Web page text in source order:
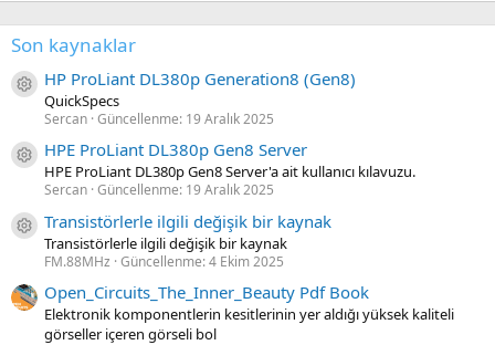
Son kaynaklar
Kaynak ikon/amblem
HP ProLiant DL380p Generation8 (Gen8)
QuickSpecs
Sercan Güncellenme: 19 Aralık 2025
Kaynak ikon/amblem
HPE ProLiant DL380p Gen8 Server
HPE ProLiant DL380p Gen8 Server'a ait kullanıcı kılavuzu.
Sercan Güncellenme: 19 Aralık 2025
Kaynak ikon/amblem
Transistörlerle ilgili değişik bir kaynak
Transistörlerle ilgili değişik bir kaynak
FM.88MHz Güncellenme:4 Ekim 2025
Open_Circuits_The_Inner_Beauty Pdf Book
Elektronik komponentlerin kesitlerinin yer aldığı yüksek kaliteli
görseller içeren görseli bol